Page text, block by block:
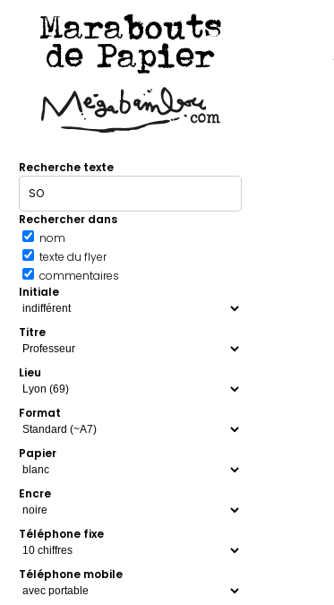
Marabouts
de Papier
Recherche texte
Rechercher dans
nom
texte du flyer
commentaires
Initiale
Titre
Lieu
Format
Papier
Encre
Téléphone fixe
Téléphone mobile